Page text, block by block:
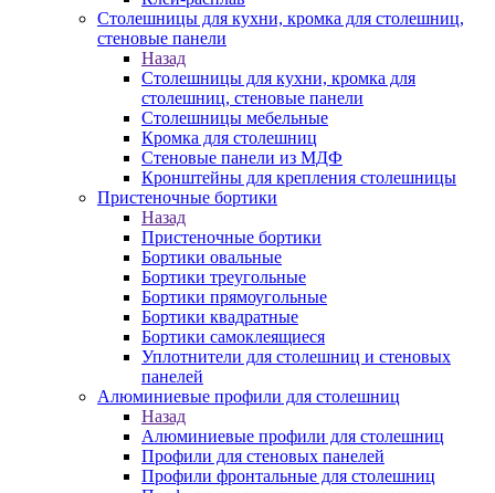
Столешницы для кухни, кромка для столешниц,
стеновые панели
Назад
Столешницы для кухни, кромка для
столешниц, стеновые панели
Столешницы мебельные
Кромка для столешниц
Стеновые панели из МДФ
Кронштейны для крепления столешницы
Пристеночные бортики
Назад
Пристеночные бортики
Бортики овальные
Бортики треугольные
Бортики прямоугольные
Бортики квадратные
Бортики самоклеящиеся
Уплотнители для столешниц и стеновых
панелей
Алюминиевые профили для столешниц
Назад
Алюминиевые профили для столешниц
Профили для стеновых панелей
Профили фронтальные для столешниц